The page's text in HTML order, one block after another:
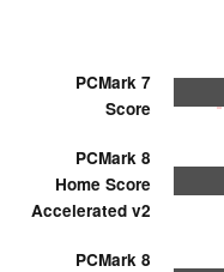
PCMark 7
Score
PCMark 8
Home Score
Accelerated v2
PCMark 8